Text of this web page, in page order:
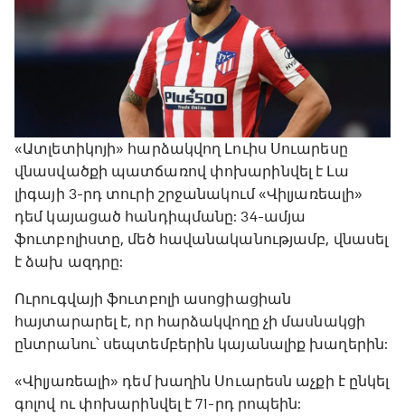
«Ատլետիկոյի» հարձակվող Լուիս Սուարեսը
վնասվածքի պատճառով փոխարինվել է Լա
լիգայի 3-րդ տուրի շրջանակում «Վիլյառեալի»
դեմ կայացած հանդիպմանը: 34-ամյա
ֆուտբոլիստը, մեծ հավանականությամբ, վնասել
է ձախ ազդրը:
Ուրուգվայի ֆուտբոլի ասոցիացիան
հայտարարել է, որ հարձակվողը չի մասնակցի
ընտրանու՝ սեպտեմբերին կայանալիք խաղերին:
«Վիլյառեալի» դեմ խաղին Սուարեսն աչքի է ընկել
գոլով ու փոխարինվել է 71-րդ րոպեին: